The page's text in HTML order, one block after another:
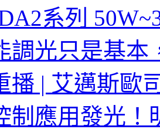
系列
調光只是基本
播 | 艾邁斯歐
制應用發光！